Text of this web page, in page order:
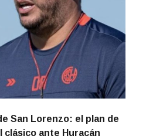
San Lorenzo: el plan de
clásico ante Huracán